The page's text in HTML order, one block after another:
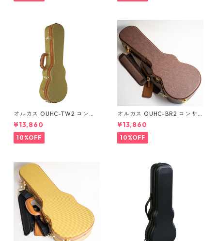
オルカス OUHC-TW2 コンサ
ートウクレレ用ハードケース
¥13,860
10%OFF
オルカス OUHC-BR2 コンサ
ートウクレレ用ハードケース
¥13,860
10%OFF